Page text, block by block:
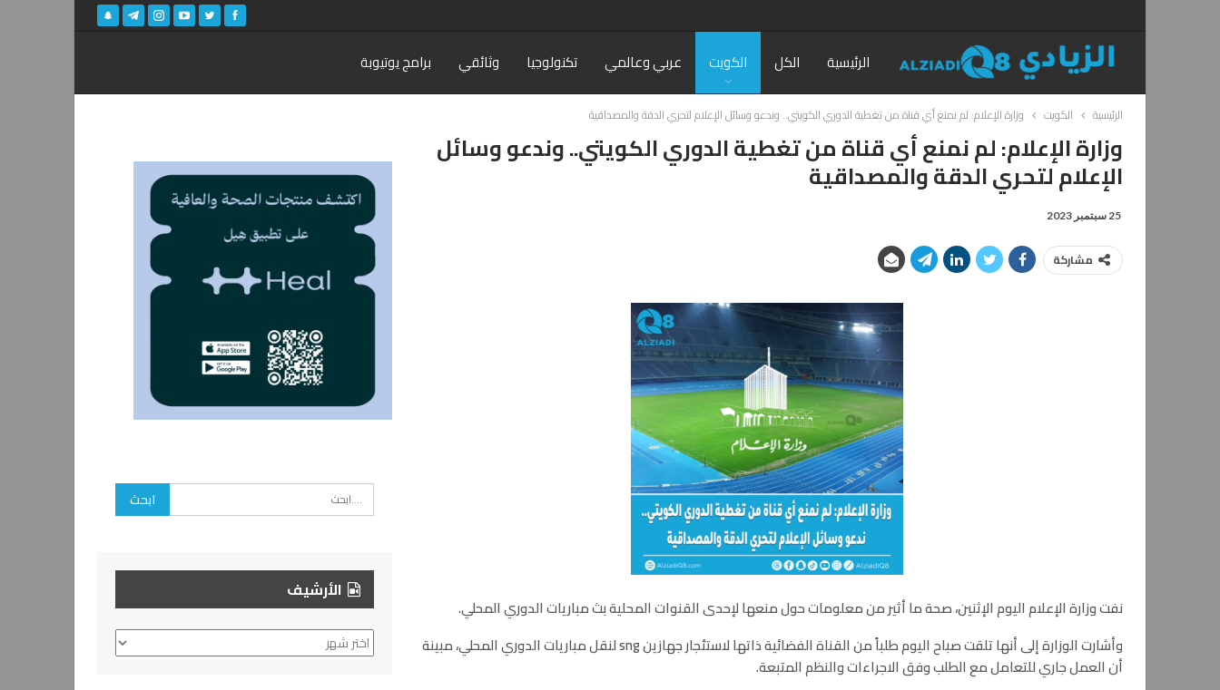
الرئيسية الكل الكويت عربي وعالمي تكنولوجيا وثائقي برامج يوتيوبة
الرئيسية الكويت وزارة الإعلام: لم نمنع أي قناة من تغطية الدوري الكويتي.. وندعو وسائل الإعلام لتحري الدقة والمصداقية
وزارة الإعلام: لم نمنع أي قناة من تغطية الدوري الكويتي.. وندعو وسائل
الإعلام لتحري الدقة والمصداقية
25 سبتمبر 2023
مشاركة
نفت وزارة الإعلام اليوم الإثنين، صحة ما أثير من معلومات حول منعها لإحدى القنوات المحلية بث مباريات الدوري المحلي.
وأشارت الوزارة إلى أنها تلقت صباح اليوم طلباً من القناة الفضائية ذاتها لاستئجار جهازين sng لنقل مباريات الدوري المحلي، مبينة
أن العمل جاري للتعامل مع الطلب وفق الاجراءات والنظم المتبعة.
الأرشيف
الأرشيف